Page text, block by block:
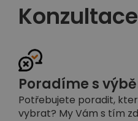
Poradíme s
Potřebujete poradit,
vybrat? My Vám s tím